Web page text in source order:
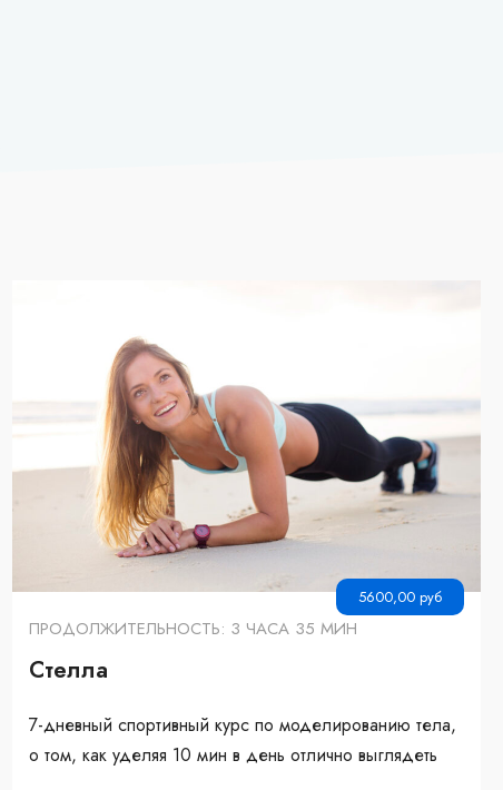
5600,00 руб
ПРОДОЛЖИТЕЛЬНОСТЬ: 3 ЧАСА 35 МИН
Стелла
7-дневный спортивный курс по моделированию тела,
о том, как уделяя 10 мин в день отлично выглядеть